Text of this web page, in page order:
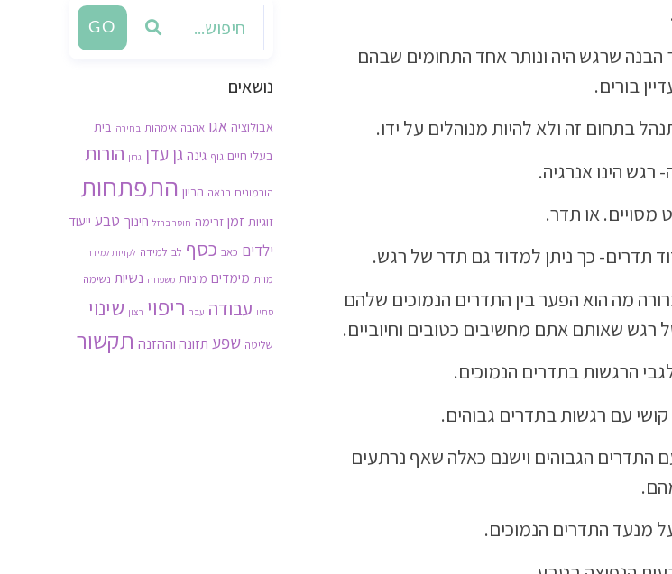
הבנה שרגש היה ונותר אחד התחומים שבהם
בורים.
בתחום זה ולא להיות מנוהלים על ידו.
רגש הינו אנרגיה.
מסויים. או תדר.
תדרים- כך ניתן למדוד גם תדר של רגש.
מה הוא הפער בין התדרים הנמוכים שלהם
רגש שאותם אתם מחשיבים כטובים וחיוביים.
הרגשות בתדרים הנמוכים.
עם רגשות בתדרים גבוהים.
הגבוהים וישנם כאלה שאף נרתעים
מנעד התדרים הנמוכים.
GO
נושאים
אבולוציה אגו אהבה אימהות בחירה בית
בעלי חיים גוף גינה גן עדן גרון הורות
הורמונים הנאה הריון התפתחות
זוגיות זמן זרימה חוסר ברזל חינוך טבע ייעוד
ילדים כאב כסף לב למידה לקויות למידה
מוות מימדים מיניות משפחה נשיות נשימה
סתיו עבודה עבר ריפוי רצון שינוי
שליטה שפע תזונה וההזנה תקשור